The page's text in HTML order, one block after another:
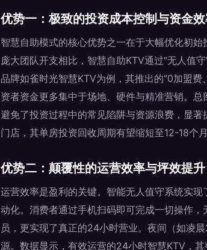
优势一：极致的投资成本控制与资金
智慧自助模式的核心优势之一在于大幅优化初
庞大团队开支相比，智慧自助KTV通过“无人值
品牌如雀时光智慧KTV为例，其推出的“0加盟
资者资金更多集中于场地、硬件与精准营销。
避免了投资过程中的常见陷阱与资源浪费，显
门店，其单房投资回收周期有望缩短至12-18个月
优势二：颠覆性的运营效率与坪效提升
运营效率是盈利的关键。智能无人值守系统实
动化。消费者通过手机扫码即可完成一切操作
员，更实现了真正的24小时营业。夜间（如凌
源。数据显示，有效运营的24小时智慧KTV，